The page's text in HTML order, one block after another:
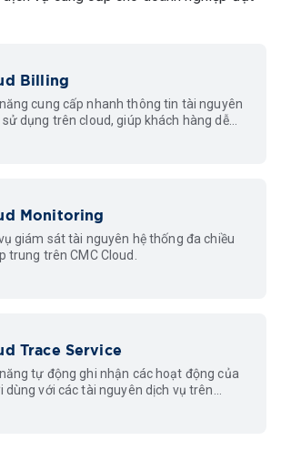
Billing
cung cấp nhanh thông tin tài nguyên
dụng trên cloud, giúp khách hàng dễ
Monitoring
giám sát tài nguyên hệ thống đa chiều
trung trên CMC Cloud.
Trace Service
tự động ghi nhận các hoạt động của
dùng với các tài nguyên dịch vụ trên